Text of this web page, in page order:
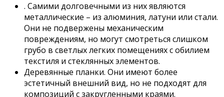
. Самими долговечными из них являются
металлические – из алюминия, латуни или стали.
Они не подвержены механическим
повреждениям, но могут смотреться слишком
грубо в светлых легких помещениях с обилием
текстиля и стеклянных элементов.
Деревянные планки. Они имеют более
эстетичный внешний вид, но не подходят для
композиций с закругленными краями.